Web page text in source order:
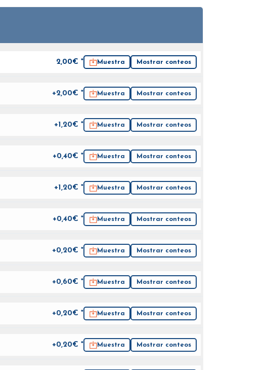
2,00€ * Muestra Mostrar conteos
+2,00€ * Muestra Mostrar conteos
+1,20€ * Muestra Mostrar conteos
+0,40€ * Muestra Mostrar conteos
+1,20€ * Muestra Mostrar conteos
+0,40€ * Muestra Mostrar conteos
+0,20€ * Muestra Mostrar conteos
+0,60€ * Muestra Mostrar conteos
+0,20€ * Muestra Mostrar conteos
+0,20€ * Muestra Mostrar conteos